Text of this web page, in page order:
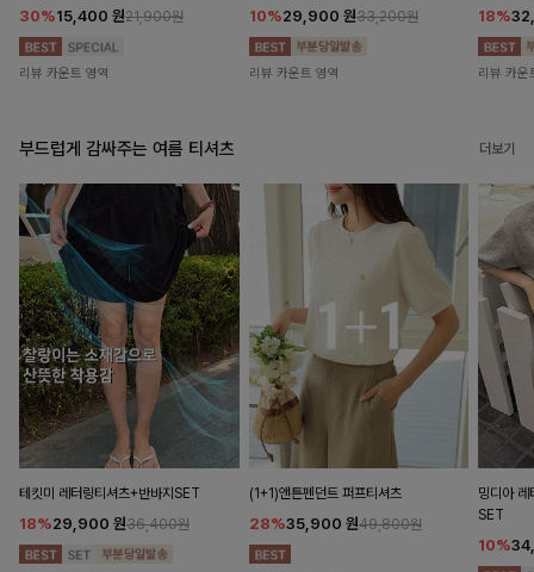
30%15,400 원21,900원
리뷰 카운트 영역
10%29,900 원33,200원
리뷰 카운트 영역
18%
리뷰 카운
부드럽게 감싸주는 여름 티셔츠 더보기
테킷미 레터링티셔츠+반바지SET
18%29,900 원36,400원
(1+1)앤튼펜던트 퍼프티셔츠
28%35,900 원49,800원
밍디아 레
SET
10%